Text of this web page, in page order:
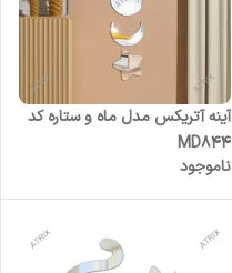
آینه آتریکس مدل ماه و ستاره کد
MD844
ناموجود